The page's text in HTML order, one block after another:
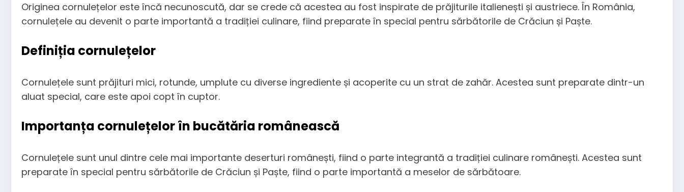
Originea cornulețelor este încă necunoscută, dar se crede că acestea au fost inspirate de prăjiturile italienești și austriece. În România,
cornulețele au devenit o parte importantă a tradiției culinare, fiind preparate în special pentru sărbătorile de Crăciun și Paște.
Definiția cornulețelor
Cornulețele sunt prăjituri mici, rotunde, umplute cu diverse ingrediente și acoperite cu un strat de zahăr. Acestea sunt preparate dintr-un
aluat special, care este apoi copt în cuptor.
Importanța cornulețelor în bucătăria românească
Cornulețele sunt unul dintre cele mai importante deserturi românești, fiind o parte integrantă a tradiției culinare românești. Acestea sunt
preparate în special pentru sărbătorile de Crăciun și Paște, fiind o parte importantă a meselor de sărbătoare.